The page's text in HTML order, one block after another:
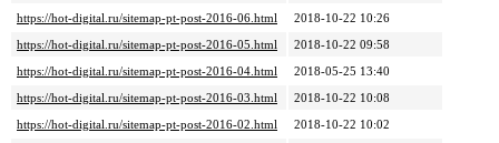
https://hot-digital.ru/sitemap-pt-post-2016-06.html
2018-10-22 10:26
https://hot-digital.ru/sitemap-pt-post-2016-05.html
2018-10-22 09:58
https://hot-digital.ru/sitemap-pt-post-2016-04.html
2018-05-25 13:40
https://hot-digital.ru/sitemap-pt-post-2016-03.html
2018-10-22 10:08
https://hot-digital.ru/sitemap-pt-post-2016-02.html
2018-10-22 10:02